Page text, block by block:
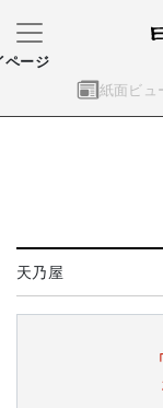
紙面ビュ
ページ
天乃屋